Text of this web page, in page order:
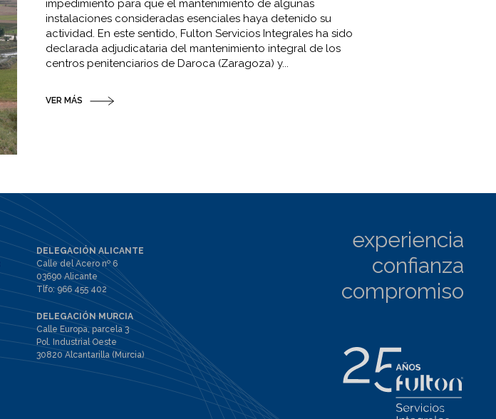
impedimiento para que el mantenimiento de algunas
instalaciones consideradas esenciales haya detenido su
actividad. En este sentido, Fulton Servicios Integrales ha sido
declarada adjudicataria del mantenimiento integral de los
centros penitenciarios de Daroca (Zaragoza) y...
VER MÁS
DELEGACIÓN ALICANTE
Calle del Acero nº 6
03690 Alicante
Tlfo:966 455 402
DELEGACIÓN MURCIA
Calle Europa, parcela 3
Pol. Industrial Oeste
30820 Alcantarilla (Murcia)
experiencia
confianza
compromiso